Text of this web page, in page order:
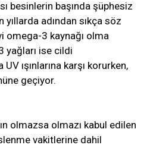
besinlerin başında şüphesiz
yıllarda adından sıkça söz
omega-3 kaynağı olma
yağları ise cildi
ışınlarına karşı korurken,
geçiyor.
olmazsa olmazı kabul edilen
vakitlerine dahil